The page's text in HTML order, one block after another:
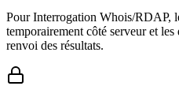
Pour Interrogation Whois/RDAP,
temporairement côté serveur et
renvoi des résultats.